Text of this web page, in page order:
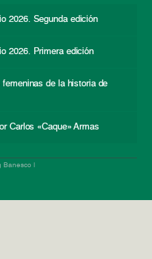
2026. Segunda edición
2026. Primera edición
de la historia de
Carlos «Caque» Armas
|